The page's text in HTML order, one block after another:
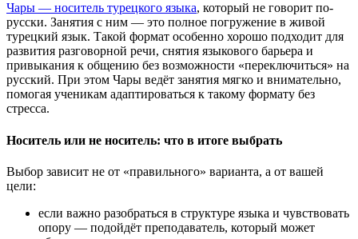
Чары — носитель турецкого языка, который не говорит по-
русски. Занятия с ним — это полное погружение в живой
турецкий язык. Такой формат особенно хорошо подходит для
развития разговорной речи, снятия языкового барьера и
привыкания к общению без возможности «переключиться» на
русский. При этом Чары ведёт занятия мягко и внимательно,
помогая ученикам адаптироваться к такому формату без
стресса.
Носитель или не носитель: что в итоге выбрать
Выбор зависит не от «правильного» варианта, а от вашей
цели:
если важно разобраться в структуре языка и чувствовать
опору — подойдёт преподаватель, который может